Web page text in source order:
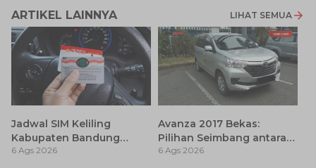
ARTIKEL LAINNYA LIHAT SEMUA
Jadwal SIM Keliling
Kabupaten Bandung
Terbaru 2026 dan
6 Ags 2026
Avanza 2017 Bekas:
Pilihan Seimbang antara
Harga dan Fitur Modern
6 Ags 2026